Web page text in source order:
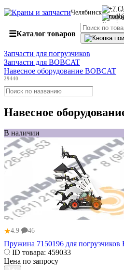
Челябинск
+7
☰Каталог товаров
Запчасти для погрузчиков
Запчасти для BOBCAT
Навесное оборудование BOBCAT
29440
Навесное
В наличии
★4.9 46
Пружина 7150196 для погрузчиков
ID товара: 459033
Цена по запросу